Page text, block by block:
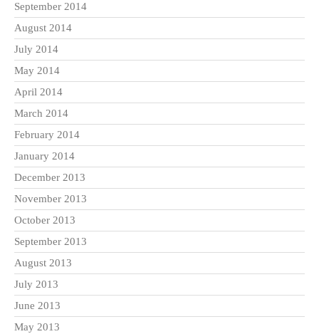
September 2014
August 2014
July 2014
May 2014
April 2014
March 2014
February 2014
January 2014
December 2013
November 2013
October 2013
September 2013
August 2013
July 2013
June 2013
May 2013